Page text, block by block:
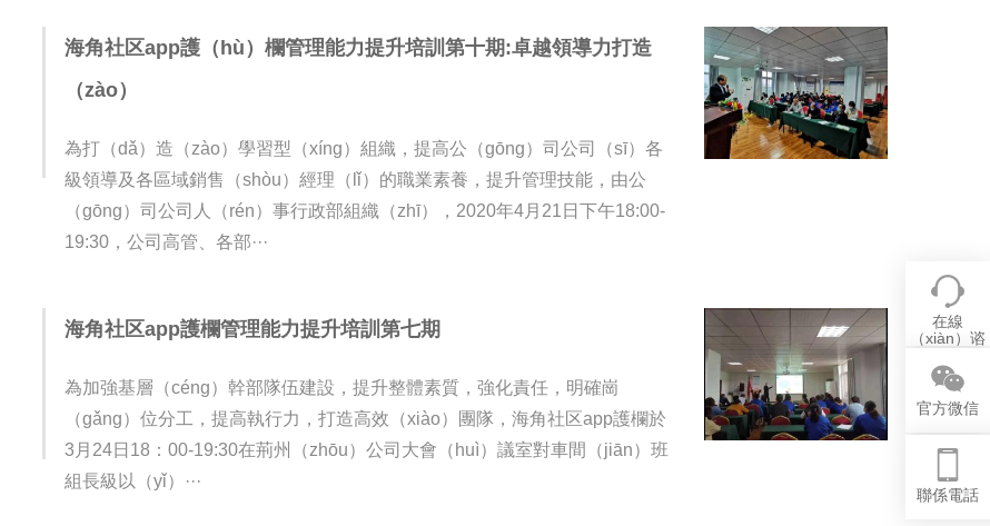
海角社区app護（hù）欄管理能力提升培訓第十期:卓越領導力打造
（zào）
為打（dǎ）造（zào）學習型（xíng）組織，提高公（gōng）司公司（sī）各
級領導及各區域銷售（shòu）經理（lǐ）的職業素養，提升管理技能，由公
（gōng）司公司人（rén）事行政部組織（zhī），2020年4月21日下午18:00-
19:30，公司高管、各部···
海角社区app護欄管理能力提升培訓第七期
為加強基層（céng）幹部隊伍建設，提升整體素質，強化責任，明確崗
（gǎng）位分工，提高執行力，打造高效（xiào）團隊，海角社区app護欄於
3月24日18：00-19:30在荊州（zhōu）公司大會（huì）議室對車間（jiān）班
組長級以（yǐ）···
在線
（xiàn）谘
官方微信
聯係電話